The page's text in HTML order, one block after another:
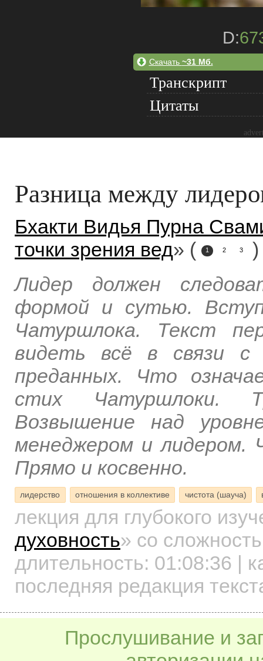
D:
Скачать ~31 Мб.
Транскрипт
Цитаты
Разница между
Бхакти Видья Пурна
точки зрения вед» ( 1 2 3
)
Лидер должен
формой и сутью.
Чатуршлока. Текст
видеть всё в связи с
преданных. Что
стих Чатуршлоки.
Возвышение над
менеджером и
Прямо и косвенно.
лидерство отношения в коллективе чистота (шауча)
лекция для глубокого
духовность» со
длительность: 01:08:36 |
последняя редакция
Прослушивание и